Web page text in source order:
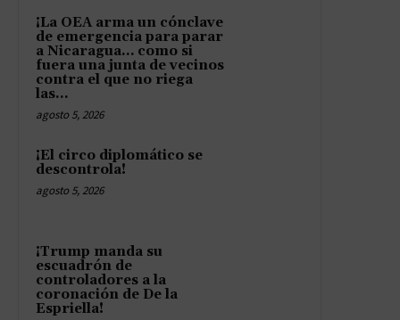
¡La OEA arma un cónclave
de emergencia para parar
a Nicaragua… como si
fuera una junta de vecinos
contra el que no riega
las...
agosto 5, 2026
¡El circo diplomático se
descontrola!
agosto 5, 2026
¡Trump manda su
escuadrón de
controladores a la
coronación de De la
Espriella!